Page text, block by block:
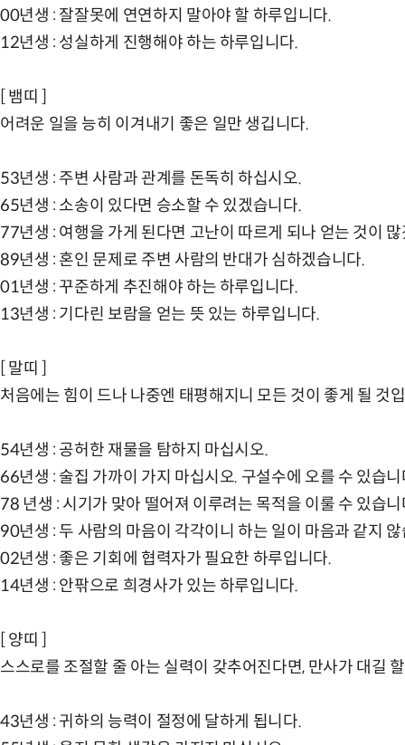
00년생 : 잘잘못에 연연하지 말아야 할 하루입니다.
12년생 : 성실하게 진행해야 하는 하루입니다.
[ 뱀띠 ]
어려운 일을 능히 이겨내기 좋은 일만 생깁니다.
53년생 : 주변 사람과 관계를 돈독히 하십시오.
65년생 : 소송이 있다면 승소할 수 있겠습니다.
77년생 : 여행을 가게 된다면 고난이 따르게 되나 얻는 것이
89년생 : 혼인 문제로 주변 사람의 반대가 심하겠습니다.
01년생 : 꾸준하게 추진해야 하는 하루입니다.
13년생 : 기다린 보람을 얻는 뜻 있는 하루입니다.
[ 말띠 ]
처음에는 힘이 드나 나중엔 태평해지니 모든 것이 좋게 될 것
54년생 : 공허한 재물을 탐하지 마십시오.
66년생 : 술집 가까이 가지 마십시오. 구설수에 오를 수 있습니
78 년생 : 시기가 맞아 떨어져 이루려는 목적을 이룰 수 있습니
90년생 : 두 사람의 마음이 각각이니 하는 일이 마음과 같지
02년생 : 좋은 기회에 협력자가 필요한 하루입니다.
14년생 : 안팎으로 희경사가 있는 하루입니다.
[ 양띠 ]
스스로를 조절할 줄 아는 실력이 갖추어진다면, 만사가 대길
43년생 : 귀하의 능력이 절정에 달하게 됩니다.